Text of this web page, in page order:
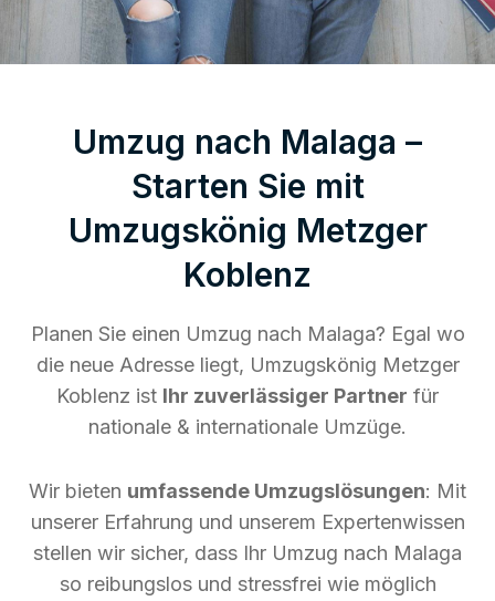
Umzug nach Malaga –
Starten Sie mit
Umzugskönig Metzger
Koblenz
Planen Sie einen Umzug nach Malaga? Egal wo
die neue Adresse liegt, Umzugskönig Metzger
Koblenz ist Ihr zuverlässiger Partner für
nationale & internationale Umzüge.
Wir bieten umfassende Umzugslösungen: Mit
unserer Erfahrung und unserem Expertenwissen
stellen wir sicher, dass Ihr Umzug nach Malaga
so reibungslos und stressfrei wie möglich